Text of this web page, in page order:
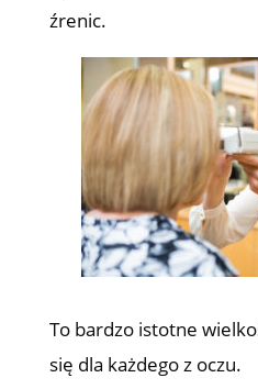
źrenic.
To bardzo istotne
się dla każdego z oczu.